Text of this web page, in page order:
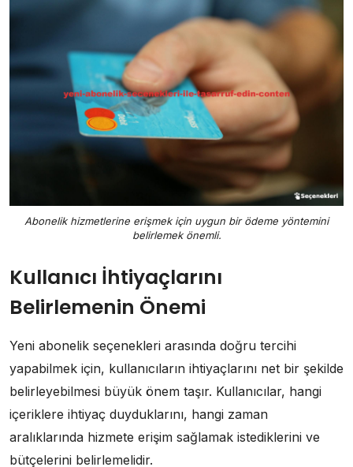
Abonelik hizmetlerine erişmek için uygun bir ödeme yöntemini
belirlemek önemli.
Kullanıcı İhtiyaçlarını
Belirlemenin Önemi
Yeni abonelik seçenekleri arasında doğru tercihi
yapabilmek için, kullanıcıların ihtiyaçlarını net bir şekilde
belirleyebilmesi büyük önem taşır. Kullanıcılar, hangi
içeriklere ihtiyaç duyduklarını, hangi zaman
aralıklarında hizmete erişim sağlamak istediklerini ve
bütçelerini belirlemelidir.